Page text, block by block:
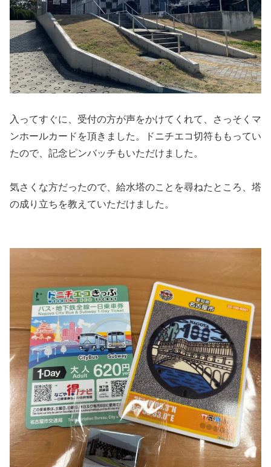
入ってすぐに、受付の方が声をかけてくれて、さっそくマ
ンホールカードを頂きました。ドニチエコ切符ももってい
たので、記念ピンバッチもいただけました。
気さくな方だったので、給水塔のことを尋ねたところ、塔
の成り立ちを教えていただけました。